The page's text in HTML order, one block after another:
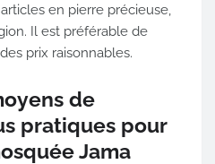
en pierre précieuse,
Il est préférable de
prix raisonnables.
de
pratiques pour
Jama